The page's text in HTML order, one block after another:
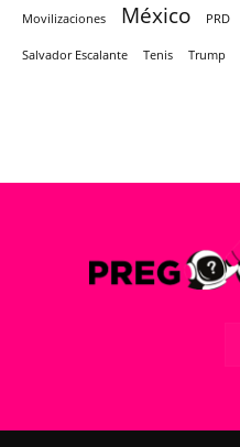
Movilizaciones México PRD
Salvador Escalante Tenis Trump